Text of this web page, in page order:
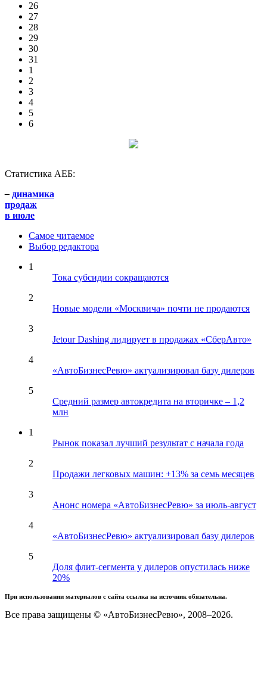
26
27
28
29
30
31
1
2
3
4
5
6
Статистика АЕБ:
– динамика
продаж
в июле
Самое читаемое
Выбор редактора
1
Тока субсидии сокращаются
2
Новые модели «Москвича» почти не продаются
3
Jetour Dashing лидирует в продажах «СберАвто»
4
«АвтоБизнесРевю» актуализировал базу дилеров
5
Средний размер автокредита на вторичке – 1,2
млн
1
Рынок показал лучший результат с начала года
2
Продажи легковых машин: +13% за семь месяцев
3
Анонс номера «АвтоБизнесРевю» за июль-август
4
«АвтоБизнесРевю» актуализировал базу дилеров
5
Доля флит-сегмента у дилеров опустилась ниже
20%
При использовании материалов с сайта ссылка на источник обязательна.
Все права защищены © «АвтоБизнесРевю», 2008–2026.